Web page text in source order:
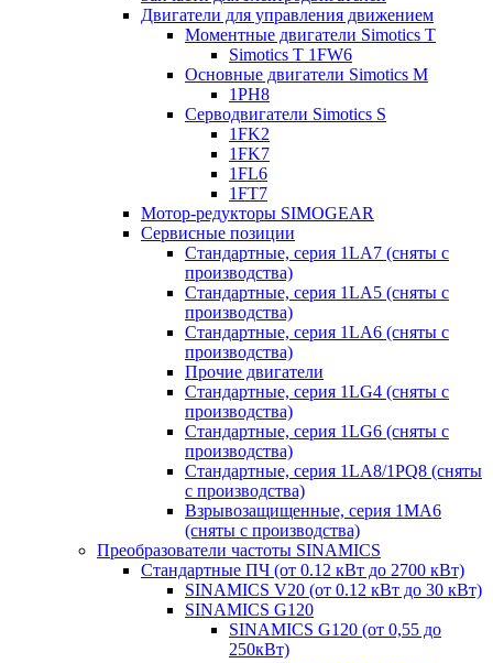
Двигатели для управления движением
Моментные двигатели Simotics T
Simotics T 1FW6
Основные двигатели Simotics M
1PH8
Серводвигатели Simotics S
1FK2
1FK7
1FL6
1FT7
Мотор-редукторы SIMOGEAR
Сервисные позиции
Стандартные, серия 1LA7 (сняты с
производства)
Стандартные, серия 1LA5 (сняты с
производства)
Стандартные, серия 1LA6 (сняты с
производства)
Прочие двигатели
Стандартные, серия 1LG4 (сняты с
производства)
Стандартные, серия 1LG6 (сняты с
производства)
Стандартные, серия 1LA8/1PQ8 (сняты
с производства)
Взрывозащищенные, серия 1MA6
(сняты с производства)
Преобразователи частоты SINAMICS
Стандартные ПЧ (от 0.12 кВт до 2700 кВт)
SINAMICS V20 (от 0.12 кВт до 30 кВт)
SINAMICS G120
SINAMICS G120 (от 0,55 до
250кВт)